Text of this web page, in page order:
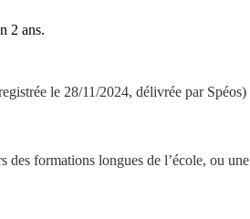
2 ans.
le 28/11/2024, délivrée par Spéos)
des formations longues de l’école, ou une